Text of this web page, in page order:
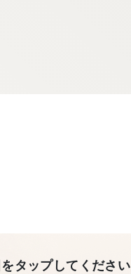
タップしてください